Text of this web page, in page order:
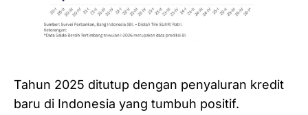
Tahun 2025 ditutup dengan penyaluran kredit
baru di Indonesia yang tumbuh positif.